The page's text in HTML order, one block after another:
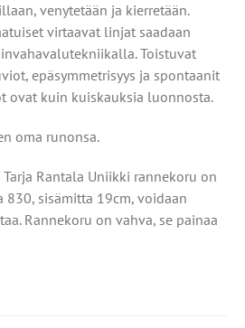
venytetään ja kierretään.
virtaavat linjat saadaan
vahavalutekniikalla. Toistuvat
epäsymmetrisyys ja spontaanit
ovat kuin kuiskauksia luonnosta.
oma runonsa.
Tarja Rantala Uniikki rannekoru on
830, sisämitta 19cm, voidaan
Rannekoru on vahva, se painaa